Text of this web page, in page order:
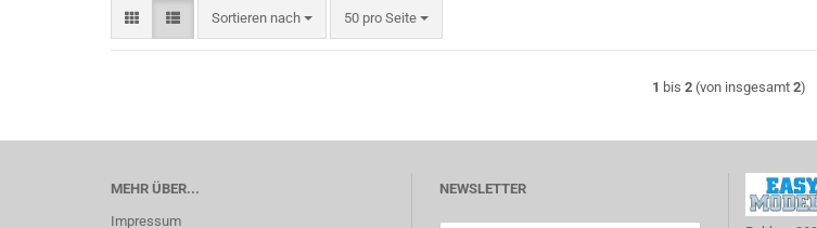
Sortieren nach
Sortieren nach 50 pro Seite
pro Seite
1 bis 2 (von insgesamt 2)
MEHR ÜBER...
Impressum
NEWSLETTER